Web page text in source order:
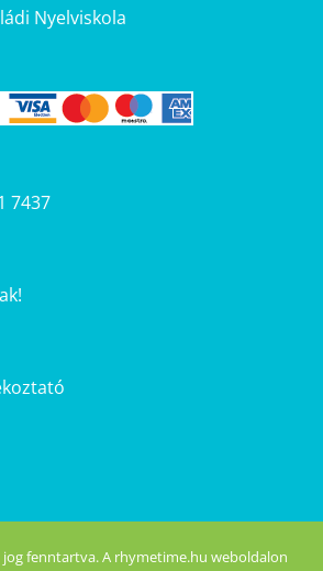
Nyelviskola
7437
fenntartva. A rhymetime.hu weboldalon